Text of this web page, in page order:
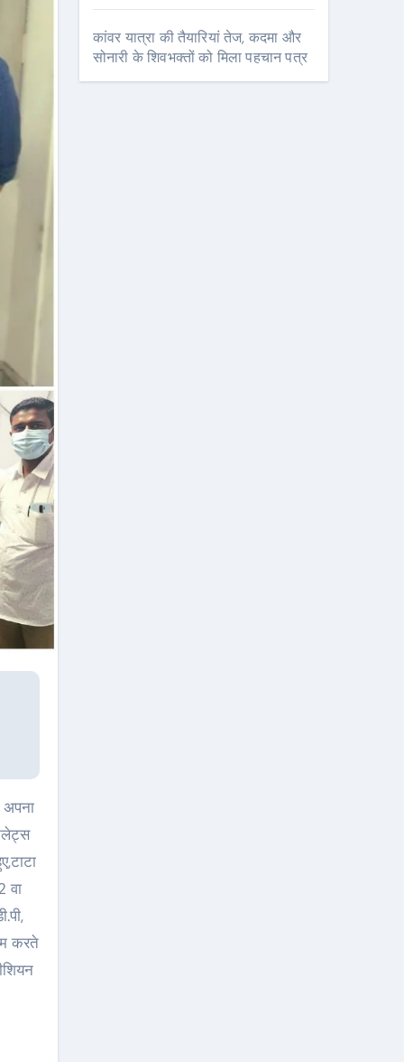
वा
करते
कांवर यात्रा की तैयारियां तेज, कदमा और
सोनारी के शिवभक्तों को मिला पहचान पत्र